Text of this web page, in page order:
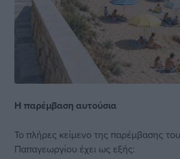
Η παρέμβαση αυτούσια
Το πλήρες κείμενο της παρέμβασης
Παπαγεωργίου έχει ως εξής: